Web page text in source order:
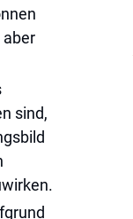
aber
sind,